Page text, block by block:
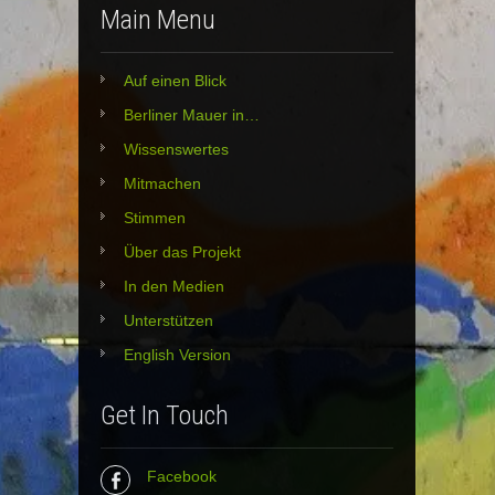
Main Menu
Auf einen Blick
Berliner Mauer in…
Wissenswertes
Mitmachen
Stimmen
Über das Projekt
In den Medien
Unterstützen
English Version
Get In Touch
Facebook